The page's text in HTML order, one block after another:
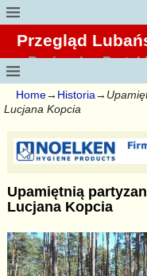
Przegląd
Regionalny Portal
Home→ Historia→
Lucjana Kopcia
Upamiętnią
Lucjana Kopcia